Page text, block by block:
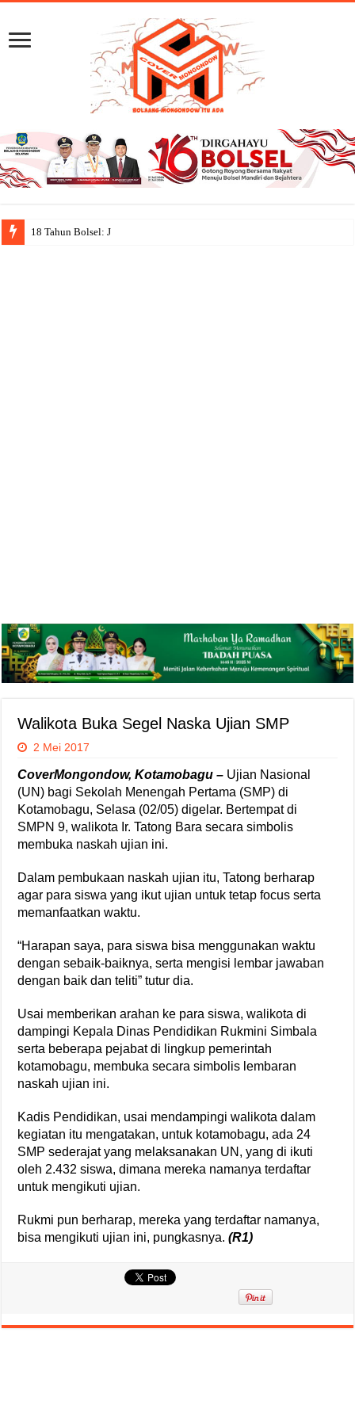
18 Tahun Bolsel: Jejak Capaian,
Walikota Buka Segel Naska Ujian SMP
2 Mei 2017
CoverMongondow, Kotamobagu – Ujian Nasional
(UN) bagi Sekolah Menengah Pertama (SMP) di
Kotamobagu, Selasa (02/05) digelar. Bertempat di
SMPN 9, walikota Ir. Tatong Bara secara simbolis
membuka naskah ujian ini.
Dalam pembukaan naskah ujian itu, Tatong berharap
agar para siswa yang ikut ujian untuk tetap focus serta
memanfaatkan waktu.
“Harapan saya, para siswa bisa menggunakan waktu
dengan sebaik-baiknya, serta mengisi lembar jawaban
dengan baik dan teliti” tutur dia.
Usai memberikan arahan ke para siswa, walikota di
dampingi Kepala Dinas Pendidikan Rukmini Simbala
serta beberapa pejabat di lingkup pemerintah
kotamobagu, membuka secara simbolis lembaran
naskah ujian ini.
Kadis Pendidikan, usai mendampingi walikota dalam
kegiatan itu mengatakan, untuk kotamobagu, ada 24
SMP sederajat yang melaksanakan UN, yang di ikuti
oleh 2.432 siswa, dimana mereka namanya terdaftar
untuk mengikuti ujian.
Rukmi pun berharap, mereka yang terdaftar namanya,
bisa mengikuti ujian ini, pungkasnya.(R1)